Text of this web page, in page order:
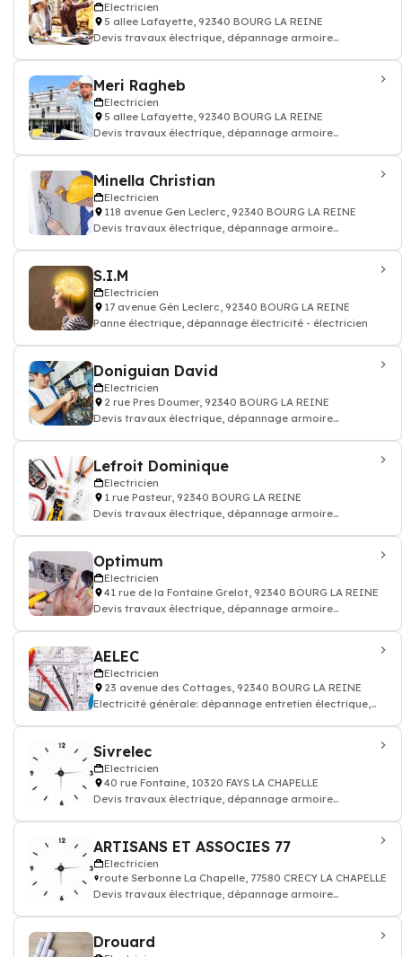
Electricien
5 allee Lafayette, 92340 BOURG LA REINE
Devis travaux électrique, dépannage armoire
Meri Ragheb
Electricien
5 allee Lafayette, 92340 BOURG LA REINE
Devis travaux électrique, dépannage armoire
Minella Christian
Electricien
118 avenue Gen Leclerc, 92340 BOURG LA REINE
Devis travaux électrique, dépannage armoire
S.I.M
Electricien
17 avenue Gén Leclerc, 92340 BOURG LA REINE
Panne électrique, dépannage électricité - électricien
Doniguian David
Electricien
2 rue Pres Doumer, 92340 BOURG LA REINE
Devis travaux électrique, dépannage armoire
Lefroit Dominique
Electricien
1 rue Pasteur, 92340 BOURG LA REINE
Devis travaux électrique, dépannage armoire
Optimum
Electricien
41 rue de la Fontaine Grelot, 92340 BOURG LA REINE
Devis travaux électrique, dépannage armoire
AELEC
Electricien
23 avenue des Cottages, 92340 BOURG LA REINE
Electricité générale: dépannage entretien électrique,
Sivrelec
Electricien
40 rue Fontaine, 10320 FAYS LA CHAPELLE
Devis travaux électrique, dépannage armoire
ARTISANS ET ASSOCIES 77
Electricien
route Serbonne La Chapelle, 77580 CRECY LA CHAPELLE
Devis travaux électrique, dépannage armoire
Drouard